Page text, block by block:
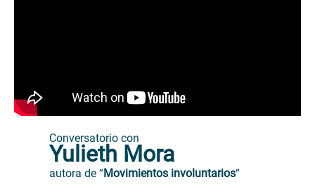
Conversatorio con
Yulieth Mora
autora de “Movimientos involuntarios“